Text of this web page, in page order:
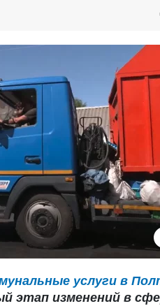
услуги в
этап изменений в